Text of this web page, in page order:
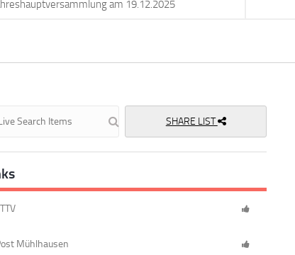
am 19.12.2025
SHARE LIST
Mühlhausen